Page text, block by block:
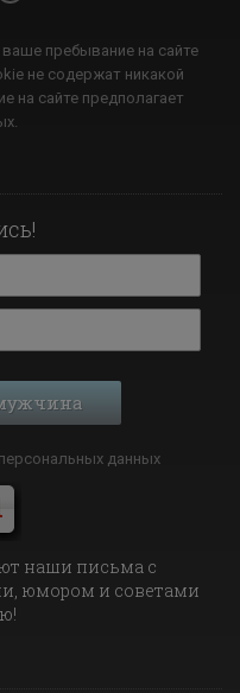
пребывание на сайте
не содержат никакой
на сайте предполагает
персональных данных
наши письма с
юмором и советами